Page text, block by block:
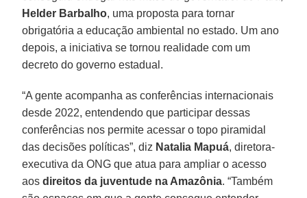
Helder Barbalho, uma proposta para tornar
obrigatória a educação ambiental no estado. Um ano
depois, a iniciativa se tornou realidade com um
decreto do governo estadual.
“A gente acompanha as conferências internacionais
desde 2022, entendendo que participar dessas
conferências nos permite acessar o topo piramidal
das decisões políticas”, diz Natalia Mapuá, diretora-
executiva da ONG que atua para ampliar o acesso
aosdireitos da juventude na Amazônia. “Também